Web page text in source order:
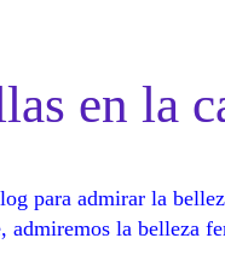
en la
para admirar la
admiremos la belleza